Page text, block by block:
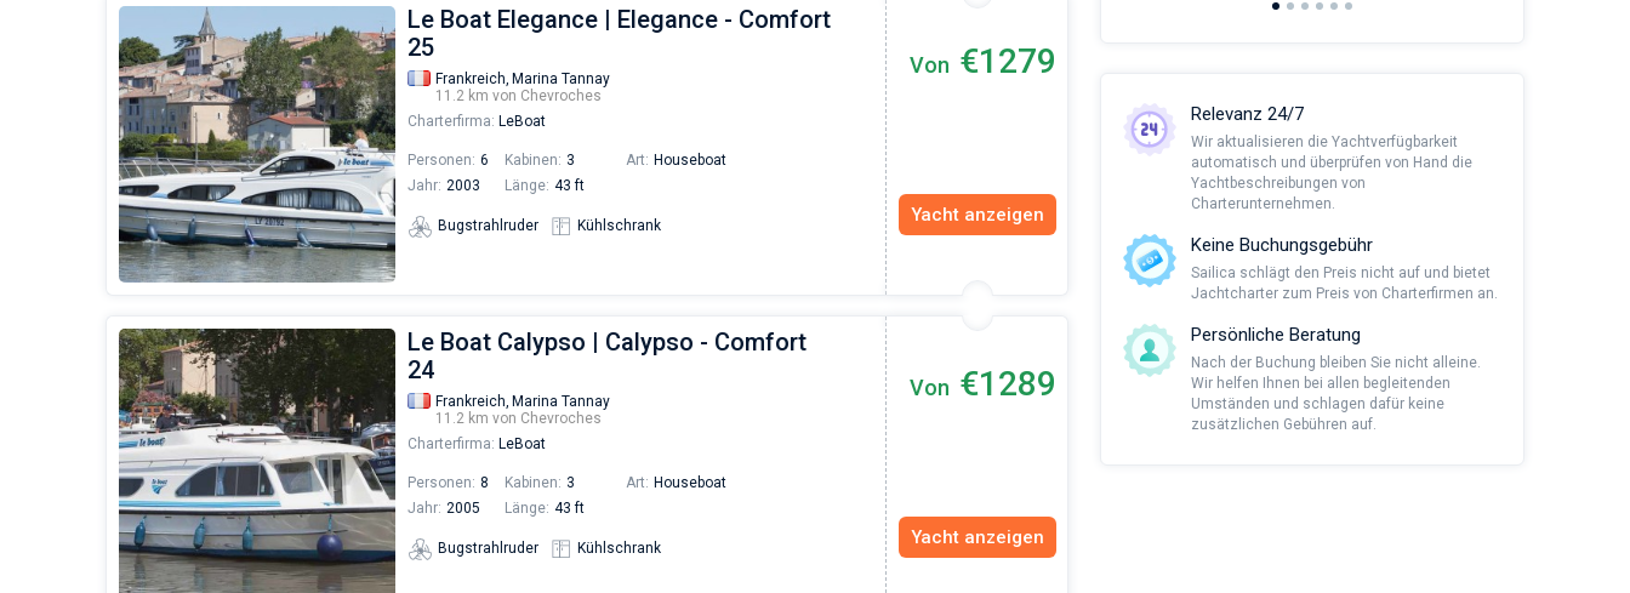
Le Boat Elegance | Elegance - Comfort
25
Frankreich, Marina Tannay
11.2 km von Chevroches
Charterfirma: LeBoat
Personen: 6 Kabinen: 3 Art: Houseboat
Jahr: 2003 Länge: 43 ft
Bugstrahlruder Kühlschrank
Von €1279
Yacht anzeigen
Le Boat Calypso | Calypso - Comfort
24
Frankreich, Marina Tannay
11.2 km von Chevroches
Charterfirma: LeBoat
Personen: 8 Kabinen: 3 Art: Houseboat
Jahr: 2005 Länge: 43 ft
Bugstrahlruder Kühlschrank
Von €1289
Yacht anzeigen
Relevanz 24/7
Wir aktualisieren die Yachtverfügbarkeit
automatisch und überprüfen von Hand die
Yachtbeschreibungen von
Charterunternehmen.
Keine Buchungsgebühr
Sailica schlägt den Preis nicht auf und bietet
Jachtcharter zum Preis von Charterfirmen an.
Persönliche Beratung
Nach der Buchung bleiben Sie nicht alleine.
Wir helfen Ihnen bei allen begleitenden
Umständen und schlagen dafür keine
zusätzlichen Gebühren auf.